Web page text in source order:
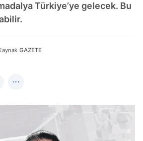
Türkiye’ye gelecek. Bu
GAZETE